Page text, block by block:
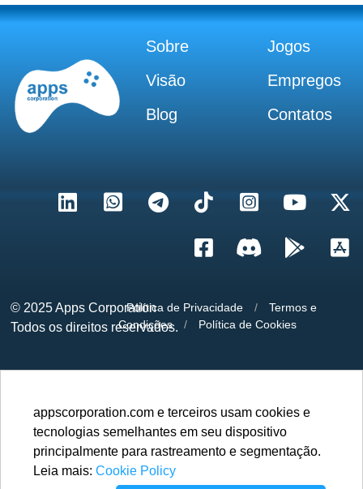
Sobre
Jogos
Visão
Empregos
Blog
Contatos
© 2025Apps Corporation
Todos os direitos reservados.
Política de Privacidade /
Termos e
Condições
/ Política de Cookies
appscorporation.com e terceiros usam cookies e
tecnologias semelhantes em seu dispositivo
principalmente para rastreamento e segmentação.
Leia mais: Cookie Policy